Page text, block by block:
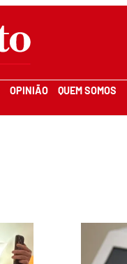
OPINIÃO QUEM SOMOS